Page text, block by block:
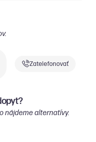
Zatelefonovať
nájdeme alternatívy.